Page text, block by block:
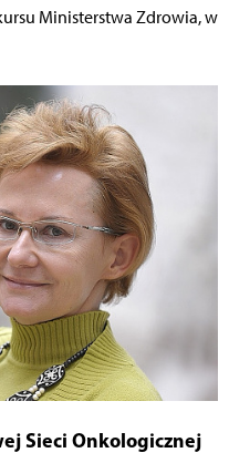
Ministerstwa Zdrowia, w
Sieci Onkologicznej